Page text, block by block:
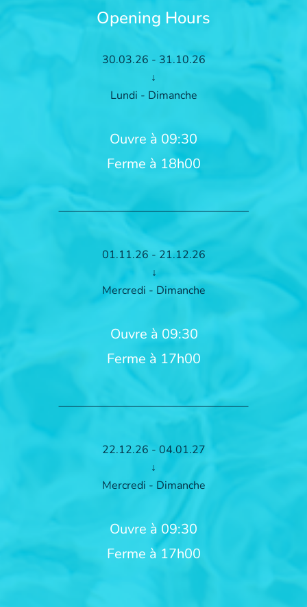
Opening Hours
30.03.26 - 31.10.26
↓
Lundi - Dimanche
Ouvre à 09:30
Ferme à 18h00
01.11.26 - 21.12.26
↓
Mercredi - Dimanche
Ouvre à 09:30
Ferme à 17h00
22.12.26 - 04.01.27
↓
Mercredi - Dimanche
Ouvre à 09:30
Ferme à 17h00